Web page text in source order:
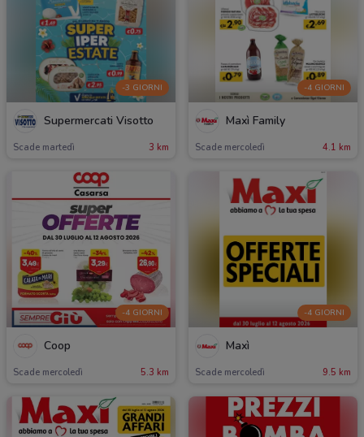
-3 GIORNI
Supermercati Visotto
Scade martedì 3 km
-4 GIORNI
Maxì Family
Scade mercoledì 4.1 km
-4 GIORNI
Coop
Scade mercoledì 5.3 km
-4 GIORNI
Maxì
Scade mercoledì 9.5 km